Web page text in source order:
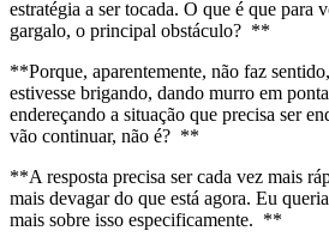
estratégia a ser tocada. O que é que para
gargalo, o principal obstáculo? **
**Porque, aparentemente, não faz
estivesse brigando, dando murro em
endereçando a situação que precisa ser
vão continuar, não é? **
**A resposta precisa ser cada vez mais
mais devagar do que está agora. Eu
mais sobre isso especificamente. **